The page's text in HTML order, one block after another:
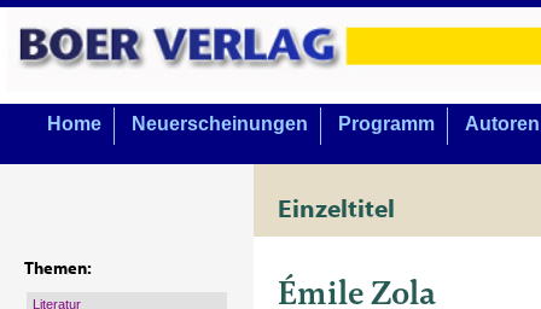
Home Neuerscheinungen Programm Autoren
Einzeltitel
Themen:
Literatur
Émile Zola